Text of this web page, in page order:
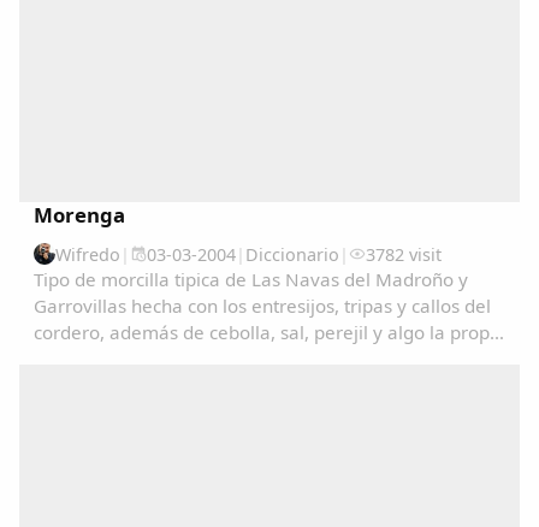
Morenga
Wifredo | 03-03-2004| Diccionario | 3782 visit
Tipo de morcilla tipica de Las Navas del Madroño y
Garrovillas hecha con los entresijos, tripas y callos del
cordero, además de cebolla, sal, perejil y algo la propia
Comparte